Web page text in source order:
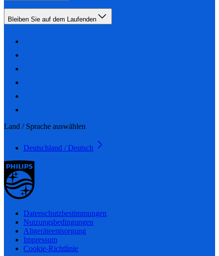
Bleiben Sie auf dem Laufenden
Land / Sprache auswählen
Deutschland / Deutsch
Datenschutzbestimmungen
Nutzungsbedingungen
Altgeräteentsorgung
Impressum
Cookie-Richtlinie